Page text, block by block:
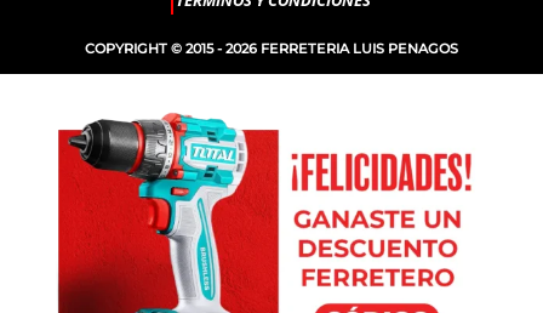
COPYRIGHT © 2015 - 2026 FERRETERIA LUIS PENAGOS